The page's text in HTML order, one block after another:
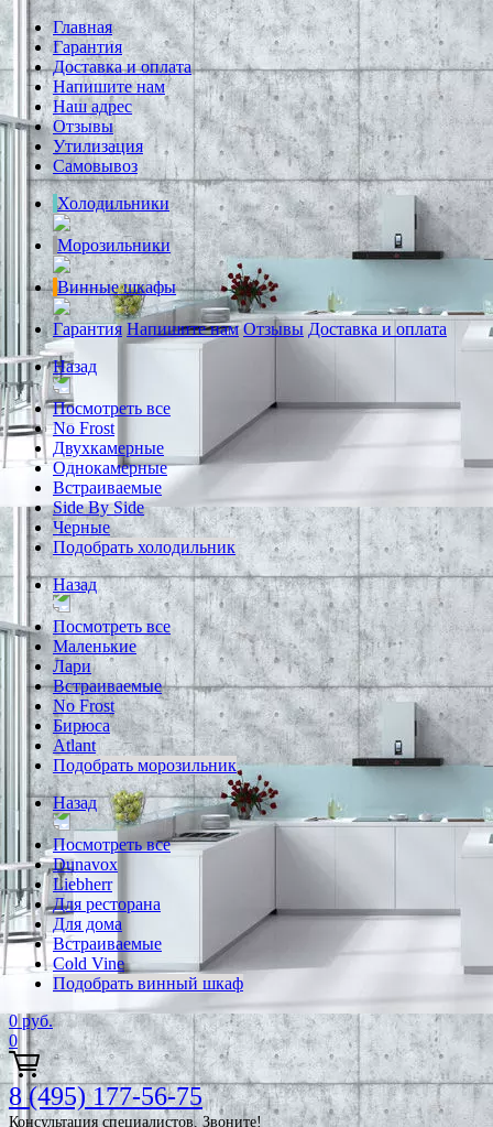
Главная
Гарантия
Доставка и оплата
Напишите нам
Наш адрес
Отзывы
Утилизация
Самовывоз
Холодильники
Морозильники
Винные шкафы
Гарантия Напишите нам Отзывы Доставка и оплата
Назад
Посмотреть все
No Frost
Двухкамерные
Однокамерные
Встраиваемые
Side By Side
Черные
Подобрать холодильник
Назад
Посмотреть все
Маленькие
Лари
Встраиваемые
No Frost
Бирюса
Atlant
Подобрать морозильник
Назад
Посмотреть все
Dunavox
Liebherr
Для ресторана
Для дома
Встраиваемые
Cold Vine
Подобрать винный шкаф
0 руб.
0
8 (495) 177-56-75
Консультация специалистов. Звоните!